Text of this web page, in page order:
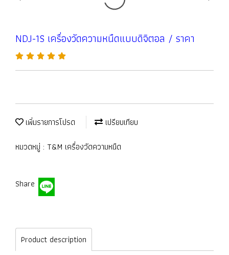
NDJ-1S เครื่องวัดความหนืดแบบดิจิตอล / ราคา
เพิ่มรายการโปรด
เปรียบเทียบ
หมวดหมู่ : T&M เครื่องวัดความหนืด
Share
Product description